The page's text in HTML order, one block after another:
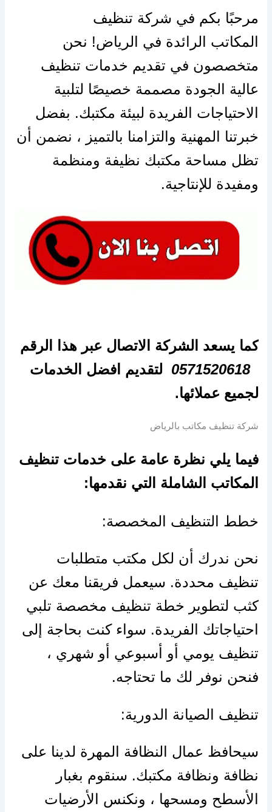
مرحبًا بكم في شركة تنظيف
المكاتب الرائدة في الرياض! نحن
متخصصون في تقديم خدمات تنظيف
عالية الجودة مصممة خصيصًا لتلبية
الاحتياجات الفريدة لبيئة مكتبك. بفضل
خبرتنا المهنية والتزامنا بالتميز ، نضمن أن
تظل مساحة مكتبك نظيفة ومنظمة
ومفيدة للإنتاجية.
كما يسعد الشركة الاتصال عبر هذا الرقم
0571520618 لتقديم افضل الخدمات
لجميع عملائها.
شركة تنظيف مكاتب بالرياض
فيما يلي نظرة عامة على خدمات تنظيف
المكاتب الشاملة التي نقدمها:
خطط التنظيف المخصصة:
نحن ندرك أن لكل مكتب متطلبات
تنظيف محددة. سيعمل فريقنا معك عن
كثب لتطوير خطة تنظيف مخصصة تلبي
احتياجاتك الفريدة. سواء كنت بحاجة إلى
تنظيف يومي أو أسبوعي أو شهري ،
فنحن نوفر لك ما تحتاجه.
تنظيف الصيانة الدورية:
سيحافظ عمال النظافة المهرة لدينا على
نظافة ونظافة مكتبك. سنقوم بغبار
الأسطح ومسحها ، ونكنس الأرضيات